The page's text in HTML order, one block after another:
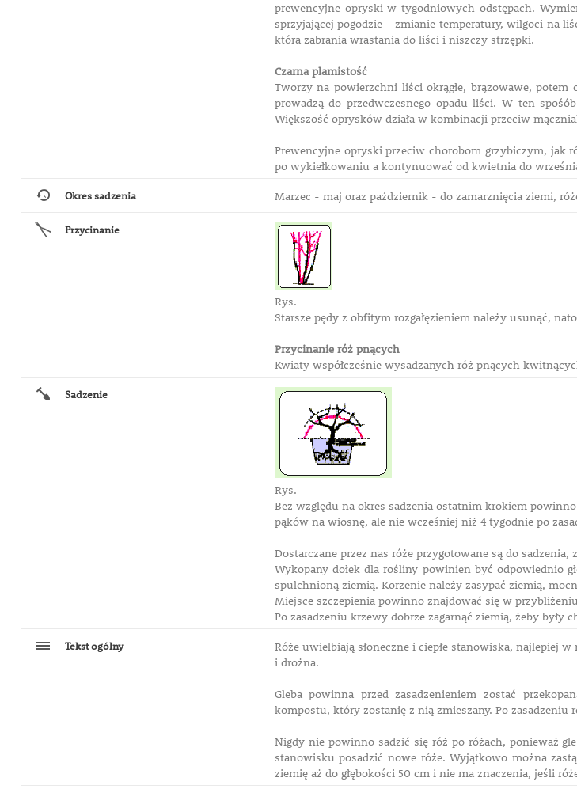
prewencyjne opryski w tygodniowych odstępach.
sprzyjającej pogodzie – zmianie temperatury, wilgoci na
która zabrania wrastania do liści i niszczy strzępki.
Czarna plamistość
Tworzy na powierzchni liści okrągłe, brązowawe,
prowadzą do przedwczesnego opadu liści. W ten
Większość oprysków działa w kombinacji przeciw
Prewencyjne opryski przeciw chorobom grzybiczym, jak
po wykiełkowaniu a kontynuować od kwietnia do
Okres sadzenia Marzec - maj oraz październik - do zamarznięcia ziemi,
Przycinanie
Rys.
Starsze pędy z obfitym rozgałęzieniem należy usunąć,
Przycinanie róż pnących
Kwiaty współcześnie wysadzanych róż pnących
Sadzenie
Rys.
Bez względu na okres sadzenia ostatnim krokiem
pąków na wiosnę, ale nie wcześniej niż 4 tygodnie po
Dostarczane przez nas róże przygotowane są do
Wykopany dołek dla rośliny powinien być odpowiednio
spulchnioną ziemią. Korzenie należy zasypać ziemią,
Miejsce szczepienia powinno znajdować się w
Po zasadzeniu krzewy dobrze zagarnąć ziemią, żeby
Tekst ogólny
Róże uwielbiają słoneczne i ciepłe stanowiska, najlepiej
i drożna.
Gleba powinna przed zasadzenieniem zostać
kompostu, który zostanię z nią zmieszany. Po
Nigdy nie powinno sadzić się róż po różach, ponieważ
stanowisku posadzić nowe róże. Wyjątkowo można
ziemię aż do głębokości 50 cm i nie ma znaczenia, jeśli